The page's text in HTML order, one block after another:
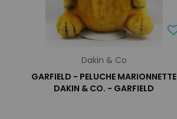
Dakin & Co
GARFIELD - PELUCHE MARIONNETTE
DAKIN & CO. - GARFIELD